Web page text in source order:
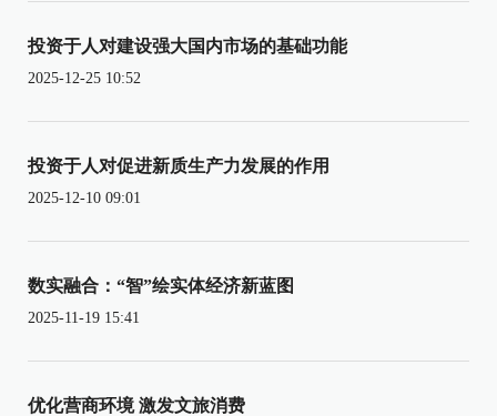
投资于人对建设强大国内市场的基础功能
2025-12-25 10:52
投资于人对促进新质生产力发展的作用
2025-12-10 09:01
数实融合：“智”绘实体经济新蓝图
2025-11-19 15:41
优化营商环境 激发文旅消费